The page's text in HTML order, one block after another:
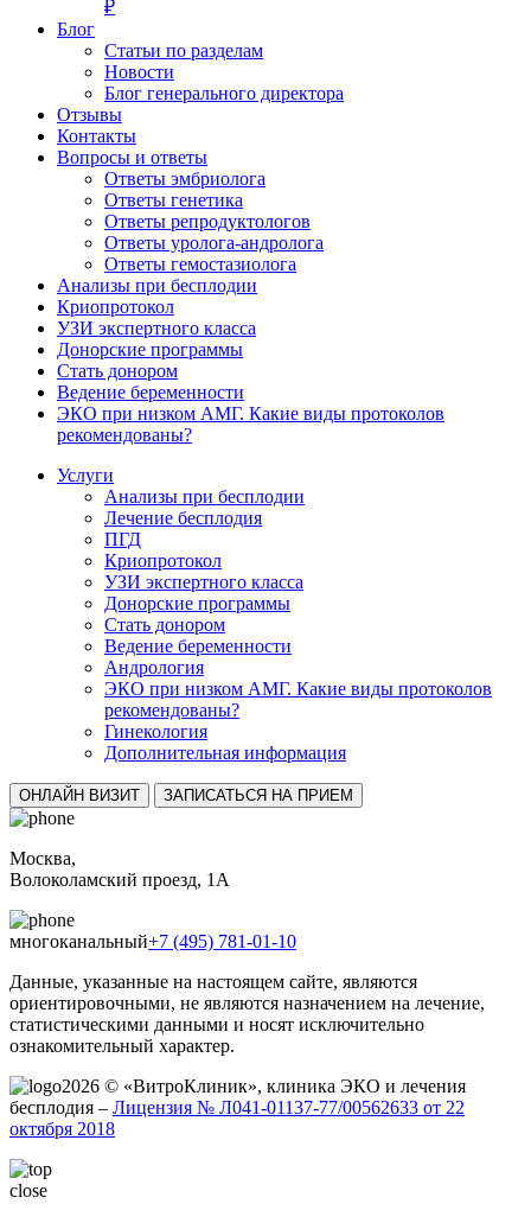
₽
Блог
Статьи по разделам
Новости
Блог генерального директора
Отзывы
Контакты
Вопросы и ответы
Ответы эмбриолога
Ответы генетика
Ответы репродуктологов
Ответы уролога-андролога
Ответы гемостазиолога
Анализы при бесплодии
Криопротокол
УЗИ экспертного класса
Донорские программы
Стать донором
Ведение беременности
ЭКО при низком АМГ. Какие виды протоколов
рекомендованы?
Услуги
Анализы при бесплодии
Лечение бесплодия
ПГД
Криопротокол
УЗИ экспертного класса
Донорские программы
Стать донором
Ведение беременности
Андрология
ЭКО при низком АМГ. Какие виды протоколов
рекомендованы?
Гинекология
Дополнительная информация
ОНЛАЙН ВИЗИТ ЗАПИСАТЬСЯ НА ПРИЕМ
Москва,
Волоколамский проезд, 1А
многоканальный+7 (495) 781-01-10
Данные, указанные на настоящем сайте, являются
ориентировочными, не являются назначением на лечение,
статистическими данными и носят исключительно
ознакомительный характер.
2026 © «ВитроКлиник», клиника ЭКО и лечения
бесплодия – Лицензия № Л041-01137-77/00562633 от 22
октября 2018
close